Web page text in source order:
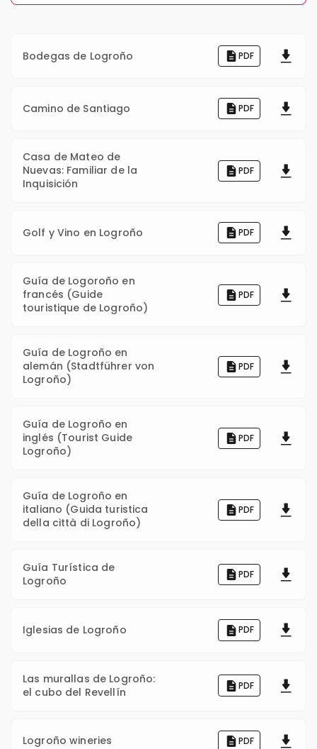
Bodegas de Logroño PDF
Camino de Santiago PDF
Casa de Mateo de
Nuevas: Familiar de la
Inquisición
PDF
Golf y Vino en Logroño PDF
Guía de Logoroño en
francés (Guide
touristique de Logroño)
PDF
Guía de Logroño en
alemán (Stadtführer von
Logroño)
PDF
Guía de Logroño en
inglés (Tourist Guide
Logroño)
PDF
Guía de Logroño en
italiano (Guida turistica
della città di Logroño)
PDF
Guía Turística de
Logroño
PDF
Iglesias de Logroño PDF
Las murallas de Logroño:
el cubo del Revellín
PDF
Logroño wineries PDF